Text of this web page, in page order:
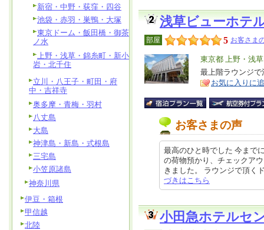
浅草ビューホ
部屋 5 お客さま
エ
リ
ア
東京都 上野・浅
特
徴
最上階ラウンジ
お気に入りに
お客さまの声
最高のひと時でした 今まで
の荷物預かり、チェックア
きました。 ラウンジで頂
づきはこちら
小田急ホテルセ
新宿・中野・荻窪・四谷
池袋・赤羽・巣鴨・大塚
東京ドーム・飯田橋・御茶
ノ水
上野・浅草・錦糸町・新小
岩・北千住
立川・八王子・町田・府
中・吉祥寺
奥多摩・青梅・羽村
八丈島
大島
神津島・新島・式根島
三宅島
小笠原諸島
神奈川県
伊豆・箱根
甲信越
北陸